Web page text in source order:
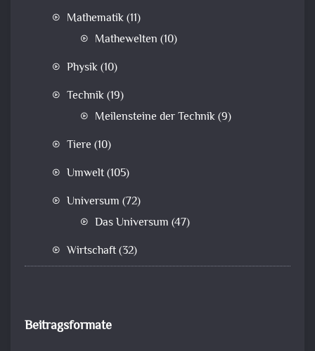
Mathematik(11)
Mathewelten (10)
Physik(10)
Technik(19)
Meilensteine der Technik(9)
Tiere (10)
Umwelt(105)
Universum (72)
Das Universum (47)
Wirtschaft(32)
Beitragsformate